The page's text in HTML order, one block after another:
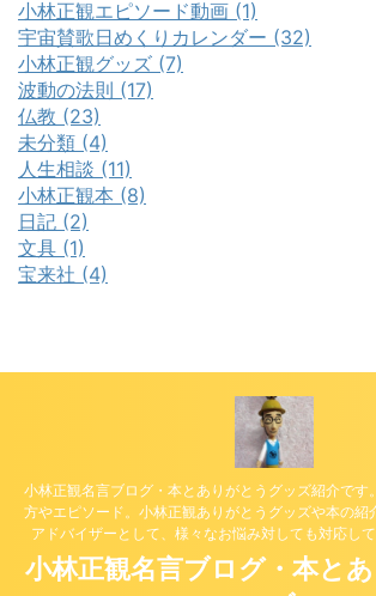
小林正観エピソード動画 (1)
宇宙賛歌日めくりカレンダー (32)
小林正観グッズ (7)
波動の法則 (17)
仏教 (23)
未分類 (4)
人生相談 (11)
小林正観本 (8)
日記 (2)
文具 (1)
宝来社 (4)
小林正観名言ブログ・本とありがとうグッズ紹介です
方やエピソード。小林正観ありがとうグッズや本の紹
アドバイザーとして、様々なお悩み対しても対応して
小林正観名言ブログ・本と